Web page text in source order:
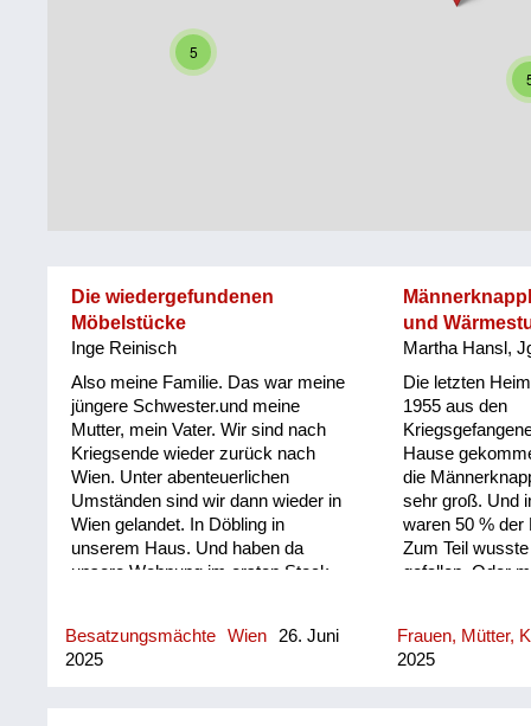
Steiermark
Tirol
Fluchtgeschichten
Staatsvertrag
sonstiges
5
Die wiedergefundenen
Möbelstücke
Inge Reinisch
Also meine Familie. Das war meine
jüngere Schwester.und meine
Mutter, mein Vater. Wir sind nach
Kriegsende wieder zurück nach
Wien. Unter abenteuerlichen
Umständen sind wir dann wieder in
Wien gelandet. In Döbling in
unserem Haus. Und haben da
unsere Wohnung im ersten Stock
waren alle weg. Wir mussten am
Boden schlafen. Für uns Kinder war
Besatzungsmächte Wien
26. Juni
2025
und
Martha Hansl,
Die letzten
1955 aus den
Hause
die
sehr groß. Und
waren 50 % der
Zum Teil
gefallen. Oder
Schenken. Da
Kleinigkeit
Frauen, Mütter,
2025